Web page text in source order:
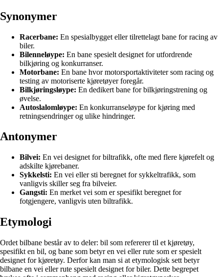
Synonymer
Racerbane: En spesialbygget eller tilrettelagt bane for racing av
biler.
Bilenneløype: En bane spesielt designet for utfordrende
bilkjøring og konkurranser.
Motorbane: En bane hvor motorsportaktiviteter som racing og
testing av motoriserte kjøretøyer foregår.
Bilkjøringsløype: En dedikert bane for bilkjøringstrening og
øvelse.
Autoslalomløype: En konkurranseløype for kjøring med
retningsendringer og ulike hindringer.
Antonymer
Bilvei: En vei designet for biltrafikk, ofte med flere kjørefelt og
adskilte kjørebaner.
Sykkelsti: En vei eller sti beregnet for sykkeltrafikk, som
vanligvis skiller seg fra bilveier.
Gangsti: En merket vei som er spesifikt beregnet for
fotgjengere, vanligvis uten biltrafikk.
Etymologi
Ordet bilbane består av to deler: bil som refererer til et kjøretøy,
spesifikt en bil, og bane som betyr en vei eller rute som er spesielt
designet for kjøretøy. Derfor kan man si at etymologisk sett betyr
bilbane en vei eller rute spesielt designet for biler. Dette begrepet